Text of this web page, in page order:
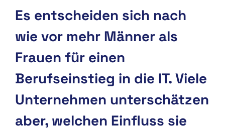
Es entscheiden sich nach
wie vor mehr Männer als
Frauen für einen
Berufseinstieg in die IT. Viele
Unternehmen unterschätzen
aber, welchen Einfluss sie